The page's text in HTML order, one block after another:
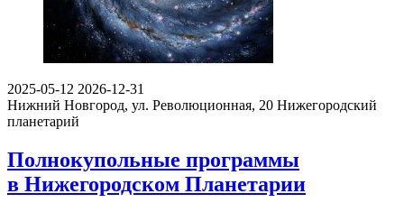
2025-05-12 2026-12-31
Нижний Новгород, ул. Революционная, 20 Нижегородский
планетарий
Полнокупольные программы
в Нижегородском Планетарии